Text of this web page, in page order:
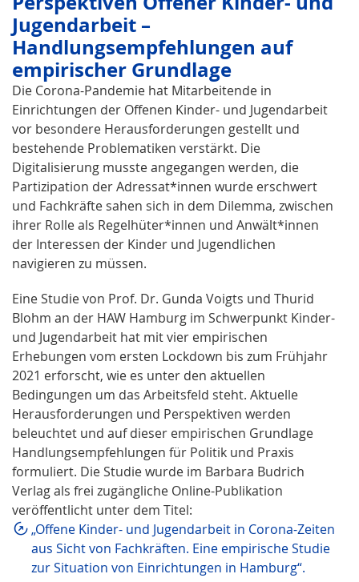
Jugendarbeit –
Handlungsempfehlungen auf
empirischer Grundlage
Die Corona-Pandemie hat Mitarbeitende in
Einrichtungen der Offenen Kinder- und Jugendarbeit
vor besondere Herausforderungen gestellt und
bestehende Problematiken verstärkt. Die
Digitalisierung musste angegangen werden, die
Partizipation der Adressat*innen wurde erschwert
und Fachkräfte sahen sich in dem Dilemma, zwischen
ihrer Rolle als Regelhüter*innen und Anwält*innen
der Interessen der Kinder und Jugendlichen
navigieren zu müssen.
Eine Studie von Prof. Dr. Gunda Voigts und Thurid
Blohm an der HAW Hamburg im Schwerpunkt Kinder-
und Jugendarbeit hat mit vier empirischen
Erhebungen vom ersten Lockdown bis zum Frühjahr
2021 erforscht, wie es unter den aktuellen
Bedingungen um das Arbeitsfeld steht. Aktuelle
Herausforderungen und Perspektiven werden
beleuchtet und auf dieser empirischen Grundlage
Handlungsempfehlungen für Politik und Praxis
formuliert. Die Studie wurde im Barbara Budrich
Verlag als frei zugängliche Online-Publikation
veröffentlicht unter dem Titel:
„Offene Kinder- und Jugendarbeit in Corona-Zeiten
aus Sicht von Fachkräften. Eine empirische Studie
zur Situation von Einrichtungen in Hamburg“.